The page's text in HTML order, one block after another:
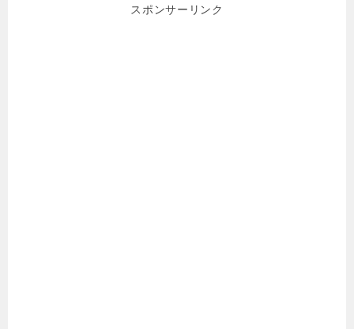
スポンサーリンク